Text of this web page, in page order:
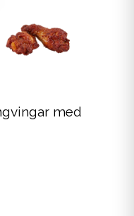
med